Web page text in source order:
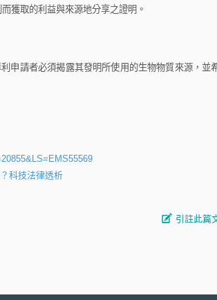
而獲取的利益與來源地分享之證明。
申請者必須揭露其發明所使用的生物物質來源，並
科技法律透析
引註此篇